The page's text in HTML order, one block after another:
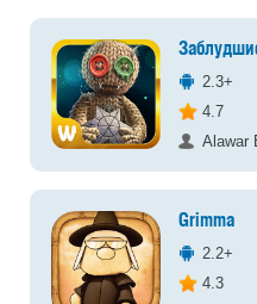
2.3+
4.7
Alawar
Grimma
2.2+
4.3